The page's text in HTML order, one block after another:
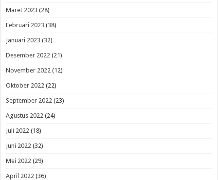
Maret 2023 (28)
Februari 2023 (38)
Januari 2023 (32)
Desember 2022 (21)
November 2022 (12)
Oktober 2022 (22)
September 2022 (23)
Agustus 2022 (24)
Juli 2022 (18)
Juni 2022 (32)
Mei 2022 (29)
April 2022 (36)